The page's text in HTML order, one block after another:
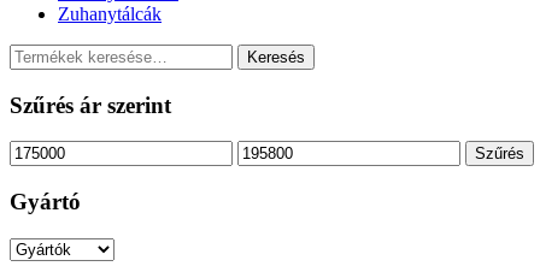
Zuhanytálcák
Keresés
a
következőre:
Keresés
Szűrés ár szerint
Min
ár
Max
ár
Szűrés
Gyártó